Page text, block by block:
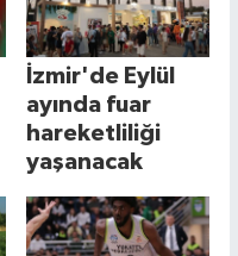
İzmir'de Eylül
ayında fuar
hareketliliği
yaşanacak